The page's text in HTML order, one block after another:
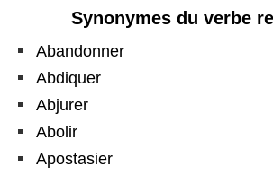
Synonymes du verbe
Abandonner
Abdiquer
Abjurer
Abolir
Apostasier